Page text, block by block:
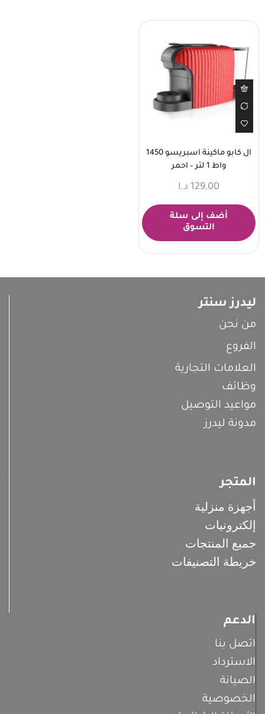
ال كابو ماكينة اسبريسو 1450
واط 1 لتر – احمر
129,00 د.ا
أضف إلى سلة
التسوق
ليدرز سنتر
من نحن
الفروع
العلامات التجارية
وظائف
مواعيد التوصيل
مدونة ليدرز
المتجر
أجهزة منزلية
إلكترونيات
جميع المنتجات
خريطة التصنيفات
الدعم
اتصل بنا
الاسترداد
الصيانة
الخصوصية